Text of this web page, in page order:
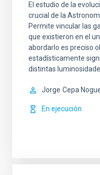
El estudio de la
crucial de la
Permite vincular las
que existieron en el
abordarlo es preciso
estadísticamente
distintas
Jorge Cepa
En ejecución